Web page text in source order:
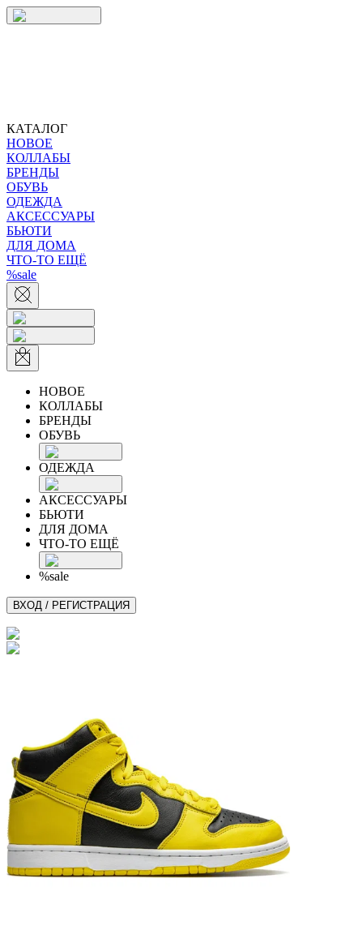
КАТАЛОГ
НОВОЕ
КОЛЛАБЫ
БРЕНДЫ
ОБУВЬ
ОДЕЖДА
АКСЕССУАРЫ
БЬЮТИ
ДЛЯ ДОМА
ЧТО-ТО ЕЩЁ
%sale
НОВОЕ
КОЛЛАБЫ
БРЕНДЫ
ОБУВЬ
ОДЕЖДА
АКСЕССУАРЫ
БЬЮТИ
ДЛЯ ДОМА
ЧТО-ТО ЕЩЁ
%sale
ВХОД / РЕГИСТРАЦИЯ